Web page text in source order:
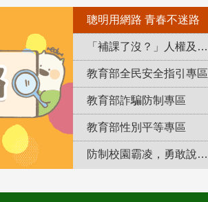
聰明用網路 青春不迷路
「補課了沒？」人權及轉型正義教育專區
教育部全民安全指引專區
教育部詐騙防制專區
教育部性別平等專區
防制校園霸凌，勇敢說出來！